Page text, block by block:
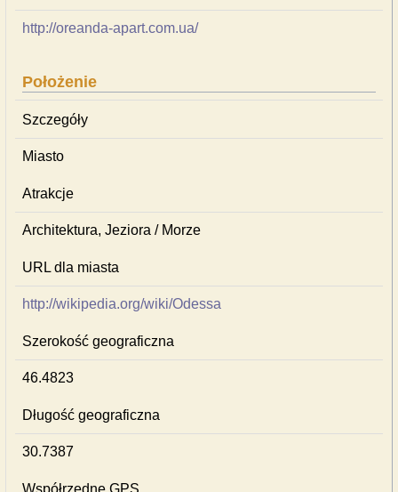
http://oreanda-apart.com.ua/
Położenie
Szczegóły
Miasto
Atrakcje
Architektura, Jeziora / Morze
URL dla miasta
http://wikipedia.org/wiki/Odessa
Szerokość geograficzna
46.4823
Długość geograficzna
30.7387
Współrzędne GPS